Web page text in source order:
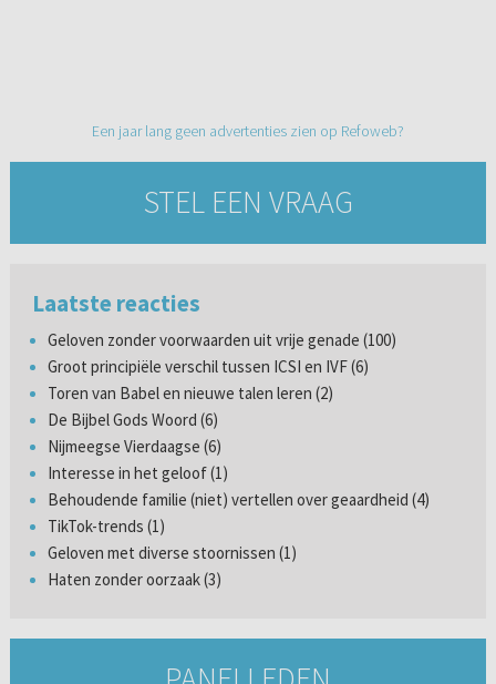
Een jaar lang geen advertenties zien op Refoweb?
STEL EEN VRAAG
Laatste reacties
Geloven zonder voorwaarden uit vrije genade (100)
Groot principiële verschil tussen ICSI en IVF (6)
Toren van Babel en nieuwe talen leren (2)
De Bijbel Gods Woord (6)
Nijmeegse Vierdaagse (6)
Interesse in het geloof (1)
Behoudende familie (niet) vertellen over geaardheid (4)
TikTok-trends (1)
Geloven met diverse stoornissen (1)
Haten zonder oorzaak (3)